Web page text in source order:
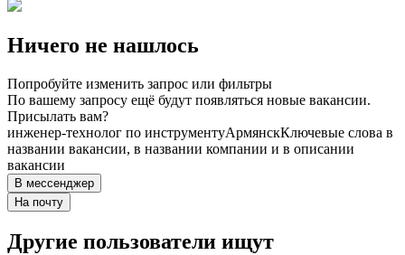
Ничего не нашлось
Попробуйте изменить запрос или фильтры
По вашему запросу ещё будут появляться новые вакансии.
Присылать вам?
инженер-технолог по инструментуАрмянскКлючевые слова в
названии вакансии, в названии компании и в описании
вакансии
В мессенджер
На почту
Другие пользователи ищут